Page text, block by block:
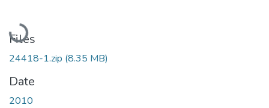
Loading...
Files
24418-1.zip (8.35 MB)
Date
2010